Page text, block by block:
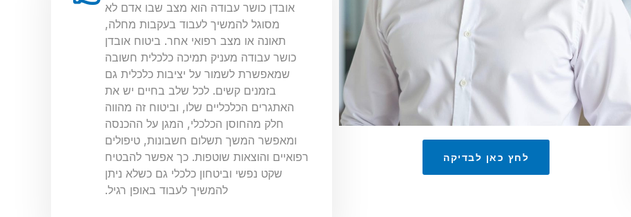
לחץ כאן לבדיקה
אובדן כושר עבודה הוא מצב שבו אדם לא
מסוגל להמשיך לעבוד בעקבות מחלה,
תאונה או מצב רפואי אחר. ביטוח אובדן
כושר עבודה מעניק תמיכה כלכלית חשובה
שמאפשרת לשמור על יציבות כלכלית גם
בזמנים קשים. לכל שלב בחיים יש את
האתגרים הכלכליים שלו, וביטוח זה מהווה
חלק מהחוסן הכלכלי, המגן על ההכנסה
ומאפשר המשך תשלום חשבונות, טיפולים
רפואיים והוצאות שוטפות. כך אפשר להבטיח
שקט נפשי וביטחון כלכלי גם כשלא ניתן
להמשיך לעבוד באופן רגיל.